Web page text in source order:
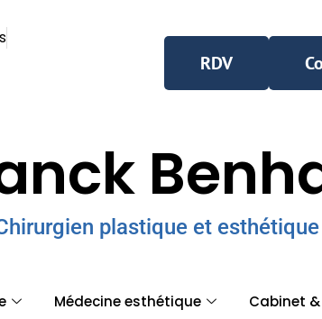
RDV
plastique et esthétique
Médecine esthétique Cabinet